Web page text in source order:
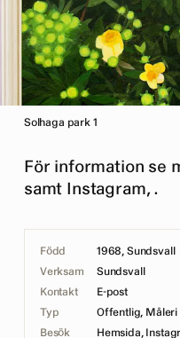
Solhaga park 1
För information se
samt Instagram, .
Född
1968, Sundsvall
Verksam
Sundsvall
Kontakt
E-post
Typ
Offentlig, Måleri
Besök
Hemsida,